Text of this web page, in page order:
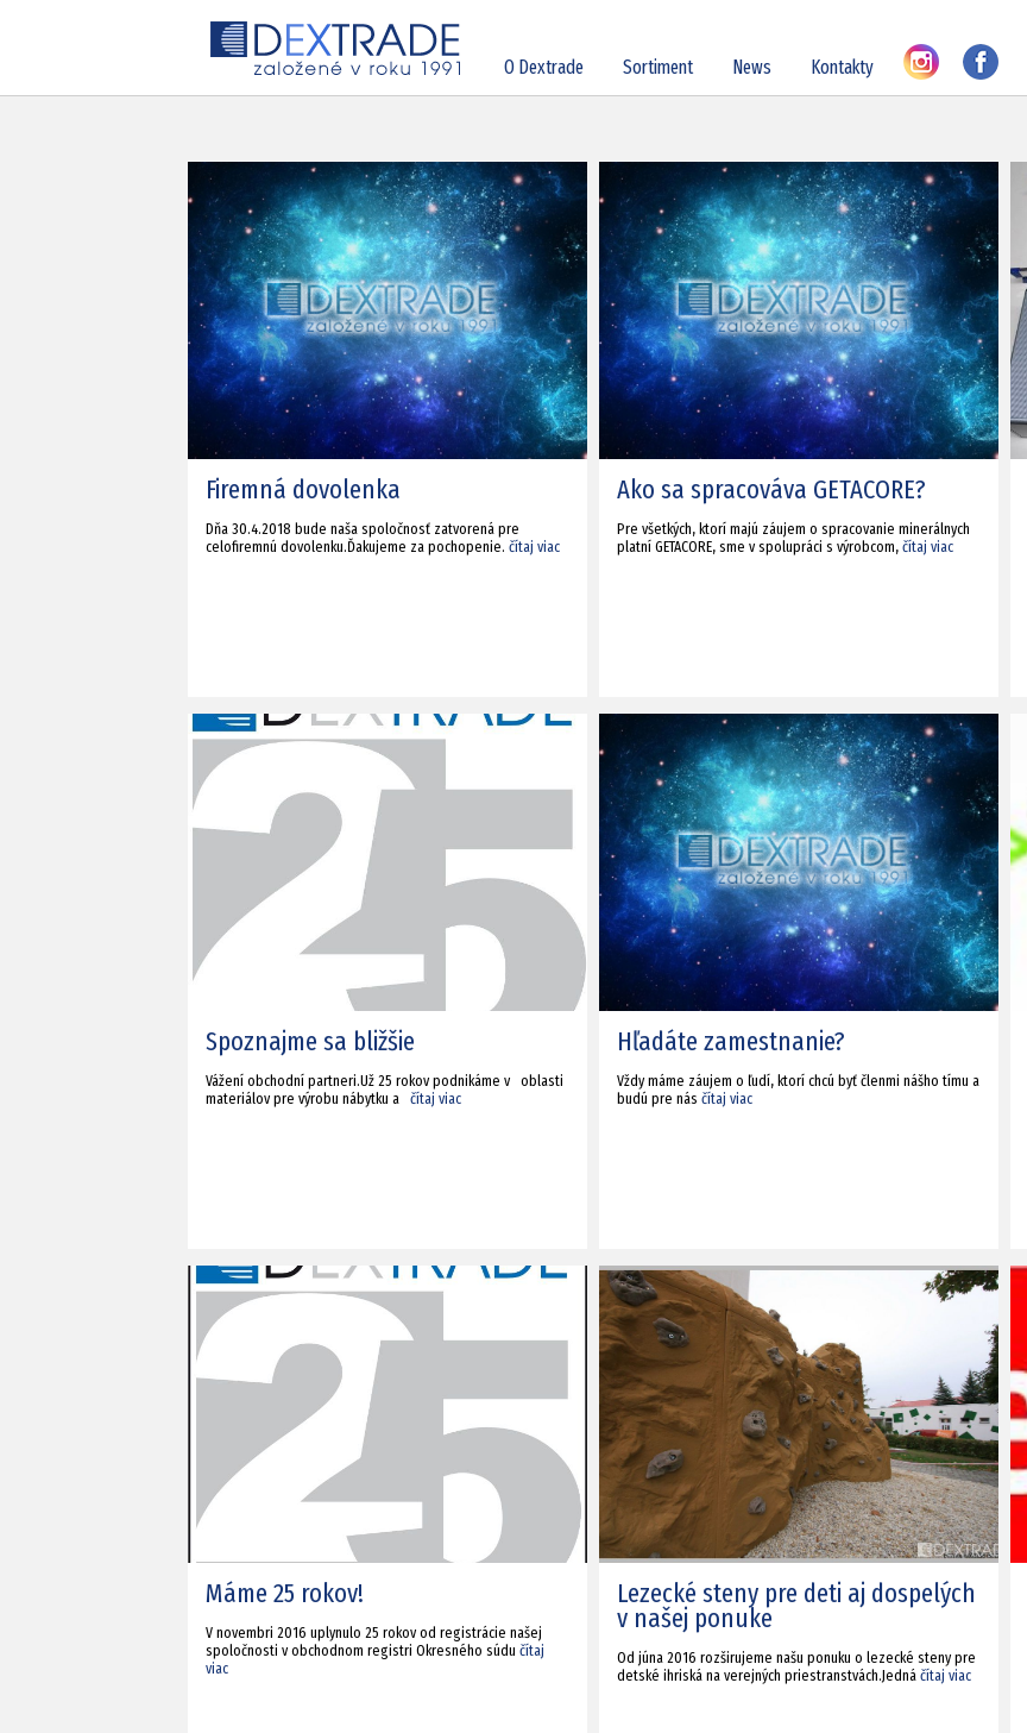
O Dextrade Sortiment News Kontakty
Firemná dovolenka
Dňa 30.4.2018 bude naša spoločnosť zatvorená pre
celofiremnú dovolenku.Ďakujeme za pochopenie. čítaj viac
Ako sa spracováva GETACORE?
Pre všetkých, ktorí majú záujem o spracovanie minerálnych
platní GETACORE, sme v spolupráci s výrobcom, čítaj viac
Spoznajme sa bližšie
Vážení obchodní partneri.Už 25 rokov podnikáme v oblasti
materiálov pre výrobu nábytku a čítaj viac
Hľadáte zamestnanie?
Vždy máme záujem o ľudí, ktorí chcú byť členmi nášho tímu a
budú pre nás čítaj viac
Máme 25 rokov!
V novembri 2016 uplynulo 25 rokov od registrácie našej
spoločnosti v obchodnom registri Okresného súdu čítaj
viac
Lezecké steny pre deti aj dospelých
v našej ponuke
Od júna 2016 rozširujeme našu ponuku o lezecké steny pre
detské ihriská na verejných priestranstvách.Jedná čítaj viac